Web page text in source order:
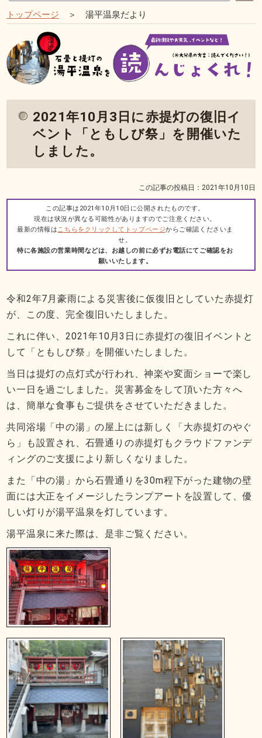
トップページ ＞ 湯平温泉だより
2021年10月3日に赤提灯の復旧イ
ベント「ともしび祭」を開催いた
しました。
この記事の投稿日：2021年10月10日
この記事は2021年10月10日に公開されたものです。
現在は状況が異なる可能性がありますのでご注意ください。
最新の情報はこちらをクリックしてトップページからご確認くださいま
せ。
特に各施設の営業時間などは、お越しの前に必ずお電話にてご確認をお
願いいたします。
令和2年7月豪雨による災害後に仮復旧としていた赤提灯
が、この度、完全復旧いたしました。
これに伴い、2021年10月3日に赤提灯の復旧イベントと
して「ともしび祭」を開催いたしました。
当日は提灯の点灯式が行われ、神楽や変面ショーで楽し
い一日を過ごしました。災害募金をして頂いた方々へ
は、簡単な食事もご提供をさせていただきました。
共同浴場「中の湯」の屋上には新しく「大赤提灯のやぐ
ら」も設置され、石畳通りの赤提灯もクラウドファンデ
ィングのご支援により新しくなりました。
また「中の湯」から石畳通りを30m程下がった建物の壁
面には大正をイメージしたランプアートを設置して、優
しい灯りが湯平温泉を灯しています。
湯平温泉に来た際は、是非ご覧ください。